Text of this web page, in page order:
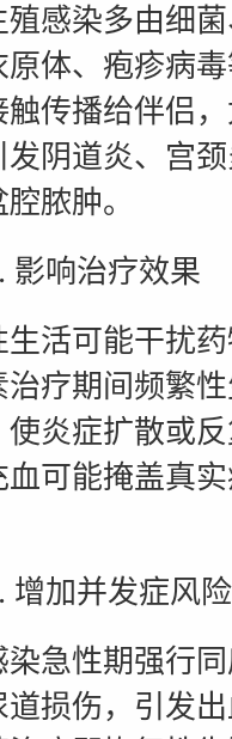
染多由细菌
原体、疱疹病
传播给伴侣
发阴道炎、宫
脓肿。
治疗效果
可能干扰药物
治疗期间频繁
使炎症扩散或
血可能掩盖真
并发症风险
性期强行同
道损伤，引发